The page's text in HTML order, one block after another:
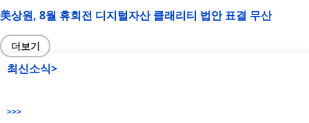
美상원, 8월 휴회전 디지털자산 클래리티 법안 표결 무산
더보기
최신소식>
>>>